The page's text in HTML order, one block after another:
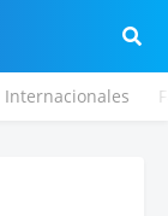
Internacionales